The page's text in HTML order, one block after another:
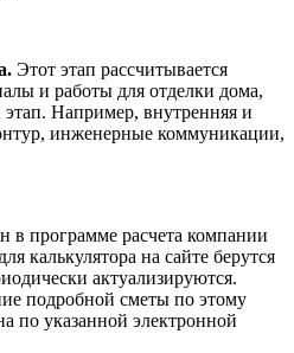
Этот этап рассчитывается
и работы для отделки дома,
Например, внутренняя и
инженерные коммуникации,
в программе расчета компании
калькулятора на сайте берутся
актуализируются.
подробной сметы по этому
по указанной электронной